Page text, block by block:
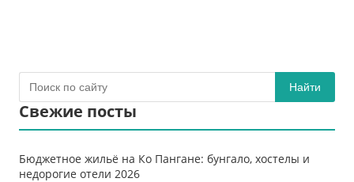
Найти
Свежие посты
Бюджетное жильё на Ко Пангане: бунгало, хостелы и
недорогие отели 2026